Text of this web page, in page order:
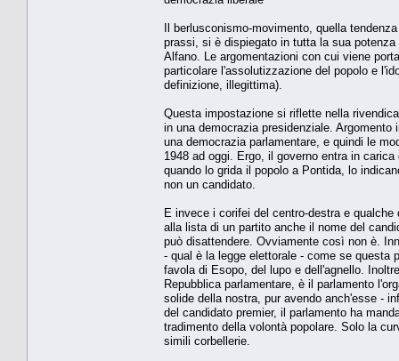
Il berlusconismo-movimento, quella
prassi, si è dispiegato in tutta la sua
Alfano. Le argomentazioni con cui viene
particolare l'assolutizzazione del popolo e
definizione, illegittima).
Questa impostazione si riflette nella
in una democrazia presidenziale.
una democrazia parlamentare, e quindi le
1948 ad oggi. Ergo, il governo entra in
quando lo grida il popolo a Pontida, lo
non un candidato.
E invece i corifei del centro-destra e
alla lista di un partito anche il nome del
può disattendere. Ovviamente così non è.
- qual è la legge elettorale - come se questa
favola di Esopo, del lupo e dell'agnello.
Repubblica parlamentare, è il parlamento
solide della nostra, pur avendo anch'esse -
del candidato premier, il parlamento ha
tradimento della volontà popolare. Solo la
simili corbellerie.